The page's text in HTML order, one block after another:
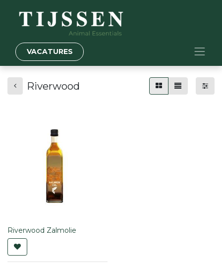
VACATURES
Riverwood
Riverwood Zalmolie